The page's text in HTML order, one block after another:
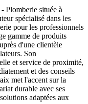
Plomberie située à
spécialisé dans les
pour les professionnels
gamme de produits
d'une clientèle
Son
et service de proximité,
et des conseils
met l'accent sur la
durable avec ses
adaptées aux